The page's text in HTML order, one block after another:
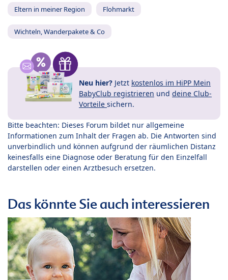
Eltern in meiner Region Flohmarkt
Wichteln, Wanderpakete & Co
Neu hier? Jetzt kostenlos im HiPP Mein
BabyClub registrieren und deine Club-
Vorteile sichern.
Bitte beachten: Dieses Forum bildet nur allgemeine
Informationen zum Inhalt der Fragen ab. Die Antworten sind
unverbindlich und können aufgrund der räumlichen Distanz
keinesfalls eine Diagnose oder Beratung für den Einzelfall
darstellen oder einen Arztbesuch ersetzen.
Das könnte Sie auch interessieren